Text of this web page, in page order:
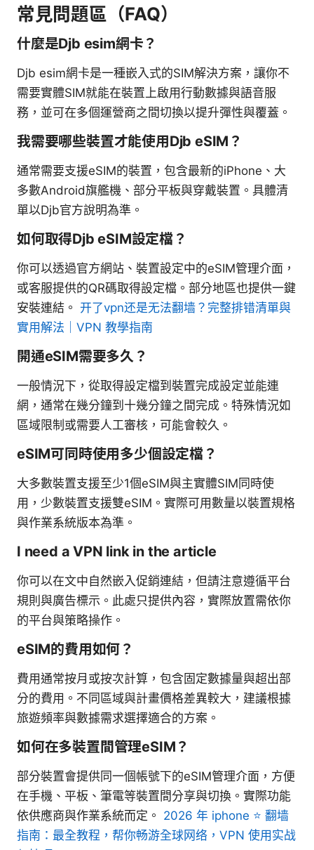
常見問題區（FAQ）
什麼是Djb esim網卡？
Djb esim網卡是一種嵌入式的SIM解決方案，讓你不
需要實體SIM就能在裝置上啟用行動數據與語音服
務，並可在多個運營商之間切換以提升彈性與覆蓋。
我需要哪些裝置才能使用Djb eSIM？
通常需要支援eSIM的裝置，包含最新的iPhone、大
多數Android旗艦機、部分平板與穿戴裝置。具體清
單以Djb官方說明為準。
如何取得Djb eSIM設定檔？
你可以透過官方網站、裝置設定中的eSIM管理介面，
或客服提供的QR碼取得設定檔。部分地區也提供一鍵
安裝連結。 开了vpn还是无法翻墙？完整排错清單與
實用解法｜VPN 教學指南
開通eSIM需要多久？
一般情況下，從取得設定檔到裝置完成設定並能連
網，通常在幾分鐘到十幾分鐘之間完成。特殊情況如
區域限制或需要人工審核，可能會較久。
eSIM可同時使用多少個設定檔？
大多數裝置支援至少1個eSIM與主實體SIM同時使
用，少數裝置支援雙eSIM。實際可用數量以裝置規格
與作業系統版本為準。
I need a VPN link in the article
你可以在文中自然嵌入促銷連結，但請注意遵循平台
規則與廣告標示。此處只提供內容，實際放置需依你
的平台與策略操作。
eSIM的費用如何？
費用通常按月或按次計算，包含固定數據量與超出部
分的費用。不同區域與計畫價格差異較大，建議根據
旅遊頻率與數據需求選擇適合的方案。
如何在多裝置間管理eSIM？
部分裝置會提供同一個帳號下的eSIM管理介面，方便
在手機、平板、筆電等裝置間分享與切換。實際功能
依供應商與作業系統而定。 2026 年 iphone ⭐ 翻墙
指南：最全教程，帮你畅游全球网络，VPN 使用实战